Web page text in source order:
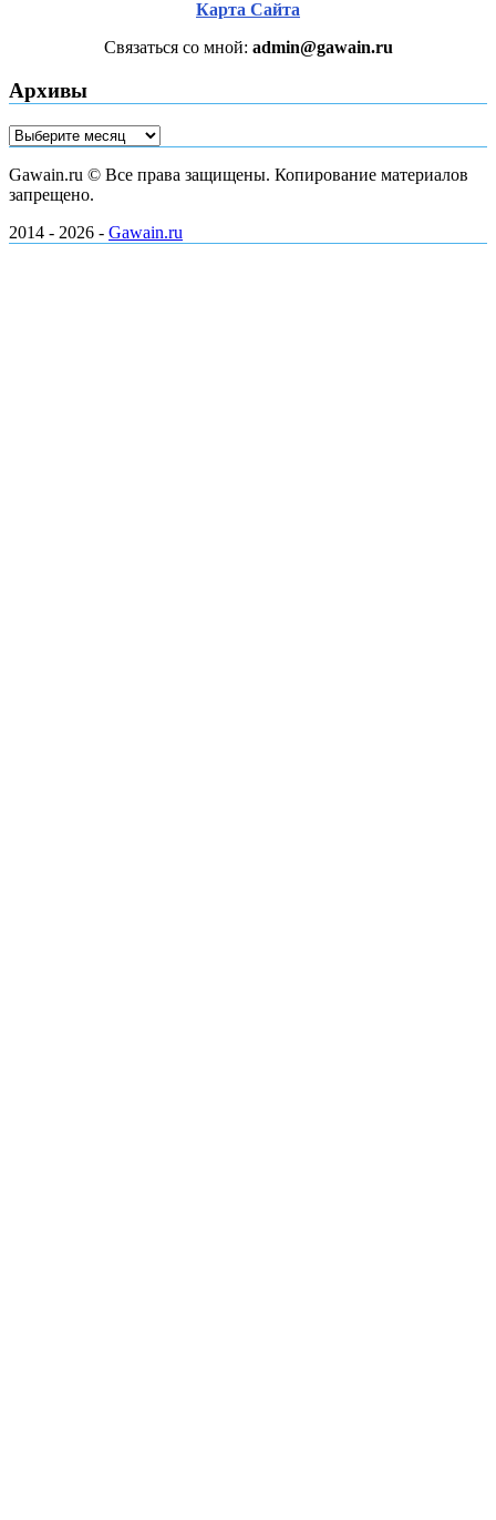
Карта Сайта
Связаться со мной: admin@gawain.ru
Архивы
Архивы
Gawain.ru © Все права защищены. Копирование материалов
запрещено.
2014 - 2026 - Gawain.ru